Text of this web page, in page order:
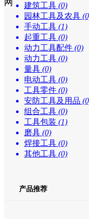
建筑工具 (0)
园林工具及农具
手动工具 (1)
起重工具 (0)
动力工具配件 (0)
动力工具 (0)
量具 (0)
电动工具 (0)
工具零件 (0)
安防工具及用品
组合工具 (0)
工具包装 (1)
磨具 (0)
焊接工具 (0)
其他工具 (0)
产品推荐